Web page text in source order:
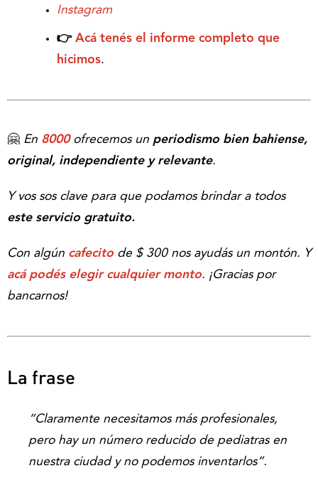
Instagram
👉 Acá tenés el informe completo que
hicimos.
🤗 En 8000ofrecemos un periodismo bien bahiense,
original, independiente y relevante.
Y vos sos clave para que podamos brindar a todos
este servicio gratuito.
Con algún cafecito de $ 300 nos ayudás un montón. Y
acá podés elegir cualquier monto. ¡Gracias por
bancarnos!
La frase
“Claramente necesitamos más profesionales,
pero hay un número reducido de pediatras en
nuestra ciudad y no podemos inventarlos”.